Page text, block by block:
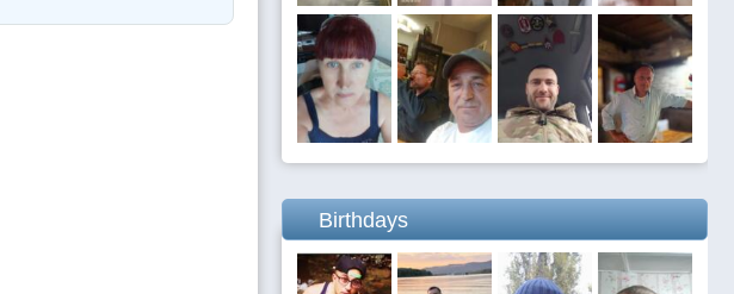
Birthdays